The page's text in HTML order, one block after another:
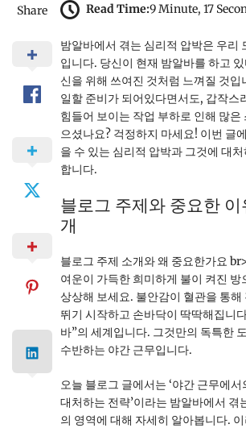
Share Read Time:9 Minute, 17
밤알바에서 겪는 심리적 압박은 우리
입니다. 당신이 현재 밤알바를 하고
신을 위해 쓰여진 것처럼 느껴질 것입
일할 준비가 되어있다면서도, 갑작스
힘들어 보이는 작업 부하로 인해 많은
으셨나요? 걱정하지 마세요! 이번 글
을 수 있는 심리적 압박과 그것에 대
합니다.
블로그 주제와 중요한
개
블로그 주제 소개와 왜 중요한가요
여운이 가득한 희미하게 불이 켜진
상상해 보세요. 불안감이 혈관을 통해
뛰기 시작하고 손바닥이 딱딱해집니
바”의 세계입니다. 그것만의 독특한
수반하는 야간 근무입니다.
오늘 블로그 글에서는 ‘야간 근무에
대처하는 전략’이라는 밤알바에서 겪
의 영역에 대해 자세히 알아봅니다.